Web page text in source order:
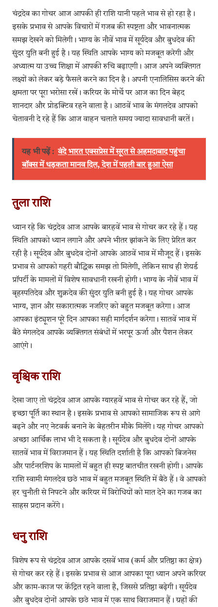
चंद्रदेव का गोचर आज आपकी ही राशि यानी पहले भाव से हो रहा है।
इसके प्रभाव से आपके विचारों में गजब की स्पष्टता और भावनात्मक
समझ देखने को मिलेगी। भाग्य के नौवें भाव में सूर्यदेव और बुधदेव की
सुंदर युति बनी हुई है। यह स्थिति आपके भाग्य को मजबूत करेगी और
अध्यात्म या उच्च शिक्षा में आपकी रुचि बढ़ाएगी। आज अपने व्यक्तिगत
लक्ष्यों को लेकर बड़े फैसले करने का दिन है। अपनी एनालिसिस करने की
क्षमता पर पूरा भरोसा रखें। करियर के मोर्चे पर आज का दिन बेहद
शानदार और प्रोडक्टिव रहने वाला है। आठवें भाव के मंगलदेव आपको
चेतावनी दे रहे हैं कि आज वाहन चलाते समय ज्यादा सावधानी बरतें।
यह भी पढ़ें : वंदे भारत एक्सप्रेस में सूरत से अहमदाबाद पहुंचा
बॉक्स में धड़कता मानव दिल, देश में पहली बार हुआ ऐसा
तुला राशि
ध्यान रहे कि चंद्रदेव आज आपके बारहवें भाव से गोचर कर रहे हैं। यह
स्थिति आपको ध्यान लगाने और अपने भीतर झांकने के लिए प्रेरित कर
रही है। सूर्यदेव और बुधदेव दोनों आपके आठवें भाव में मौजूद हैं। इसके
प्रभाव से आपको गहरी बौद्धिक समझ तो मिलेगी, लेकिन साथ ही शेयर्ड
प्रॉपर्टी के मामलों में विशेष सावधानी रखनी होगी। भाग्य के नौवें भाव में
बृहस्पतिदेव और शुक्रदेव की सुंदर युति बनी हुई है। यह गोचर आपके
भाग्य, ज्ञान और सकारात्मक नजरिए को बहुत मजबूत करेगा। आज
आपका इंट्यूशन पूरे दिन आपका सही मार्गदर्शन करेगा। सातवें भाव में
बैठे मंगलदेव आपके व्यक्तिगत संबंधों में भरपूर ऊर्जा और पैशन लेकर
आएंगे।
वृश्चिक राशि
देखा जाए तो चंद्रदेव आज आपके ग्यारहवें भाव से गोचर कर रहे हैं, जो
इच्छा पूर्ति का स्थान है। इसके प्रभाव से आपको सामाजिक रूप से आगे
बढ़ने और नए नेटवर्क बनाने के बेहतरीन मौके मिलेंगे। यह गोचर आपको
अच्छा आर्थिक लाभ भी दे सकता है। सूर्यदेव और बुधदेव दोनों आपके
सातवें भाव में विराजमान हैं। यह स्थिति दर्शाती है कि आपको बिजनेस
और पार्टनरशिप के मामलों में बहुत ही स्पष्ट बातचीत रखनी होगी। आपके
राशि स्वामी मंगलदेव छठे भाव में बहुत मजबूत स्थिति में बैठे हैं। वे आपको
हर चुनौती से निपटने और करियर में विरोधियों को मात देने का गजब का
साहस प्रदान करेंगे।
धनु राशि
विशेष रूप से चंद्रदेव आज आपके दसवें भाव (कर्म और प्रतिष्ठा का क्षेत्र)
से गोचर कर रहे हैं। इसके प्रभाव से आज आपका पूरा ध्यान अपने करियर
और काम-काज पर केंद्रित रहने वाला है, जिससे प्रतिष्ठा बढ़ेगी। सूर्यदेव
और बुधदेव दोनों आपके छठे भाव में एक साथ विराजमान हैं। ग्रहों की